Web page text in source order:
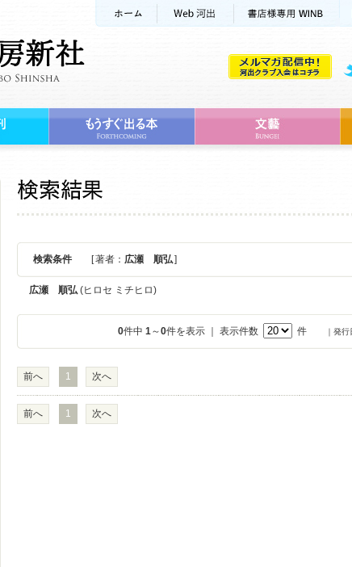
検索条件 [ 著者： 広瀬 順弘]
広瀬 順弘 (ヒロセ ミチヒロ)
0件中 1～0件を表示 ｜ 表示件数 件 ｜発
前へ 1 次へ
前へ 1 次へ